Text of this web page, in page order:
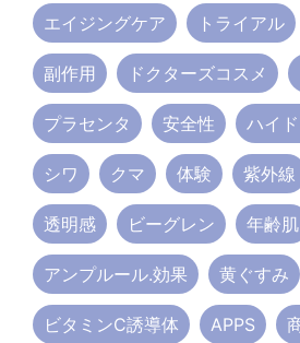
エイジングケア トライアル
副作用 ドクターズコスメ
プラセンタ 安全性 ハイ
シワ クマ 体験 紫外線
透明感 ビーグレン 年齢肌
アンプルール.効果 黄ぐすみ
ビタミンC誘導体 APPS